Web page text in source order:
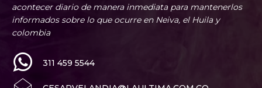
acontecer diario de manera inmediata para mantenerlos
informados sobre lo que ocurre en Neiva, el Huila y
colombia
311 459 5544